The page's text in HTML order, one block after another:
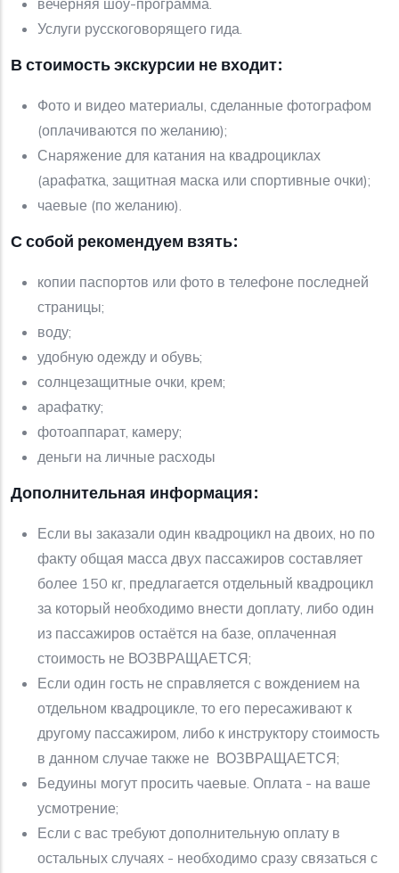
вечерняя шоу-программа.
Услуги русскоговорящего гида.
В стоимость экскурсии не входит:
Фото и видео материалы, сделанные фотографом
(оплачиваются по желанию);
Снаряжение для катания на квадроциклах
(арафатка, защитная маска или спортивные очки);
чаевые (по желанию).
С собой рекомендуем взять:
копии паспортов или фото в телефоне последней
страницы;
воду;
удобную одежду и обувь;
солнцезащитные очки, крем;
арафатку;
фотоаппарат, камеру;
деньги на личные расходы
Дополнительная информация:
Если вы заказали один квадроцикл на двоих, но по
факту общая масса двух пассажиров составляет
более 150 кг, предлагается отдельный квадроцикл
за который необходимо внести доплату, либо один
из пассажиров остаётся на базе, оплаченная
стоимость не ВОЗВРАЩАЕТСЯ;
Если один гость не справляется с вождением на
отдельном квадроцикле, то его пересаживают к
другому пассажиром, либо к инструктору стоимость
в данном случае также не ВОЗВРАЩАЕТСЯ;
Бедуины могут просить чаевые. Оплата - на ваше
усмотрение;
Если с вас требуют дополнительную оплату в
остальных случаях - необходимо сразу связаться с